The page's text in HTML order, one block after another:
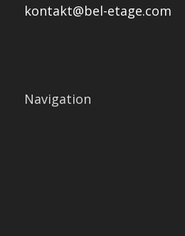
kontakt@bel-etage.com
Navigation